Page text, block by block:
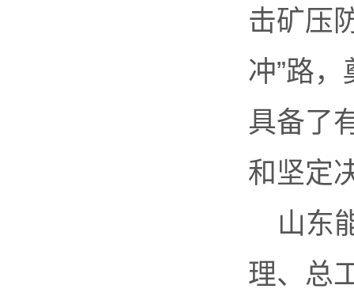
击矿压
冲”路
具备了
和坚定
山东
理、总